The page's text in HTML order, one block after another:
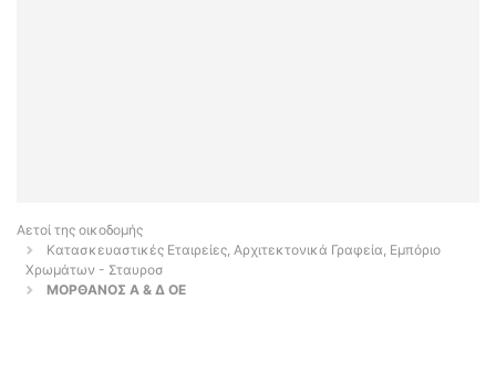
Αετοί της οικοδομής
Κατασκευαστικές Εταιρείες, Αρχιτεκτονικά Γραφεία, Εμπόριο
Χρωμάτων - Σταυροσ
ΜΟΡΘΑΝΟΣ Α & Δ ΟΕ